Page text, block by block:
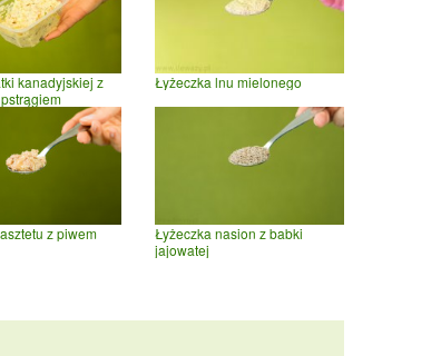
kanadyjskiej z
Łyżeczka lnu mielonego
z piwem
Łyżeczka nasion z babki
jajowatej